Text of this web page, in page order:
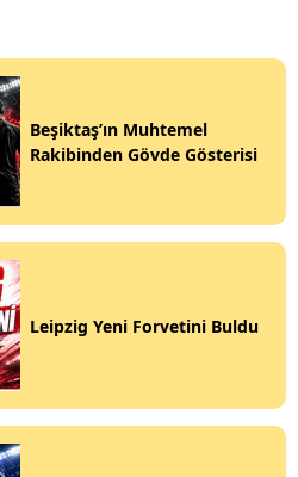
Beşiktaş’ın Muhtemel
Rakibinden Gövde Gösterisi
Leipzig Yeni Forvetini Buldu